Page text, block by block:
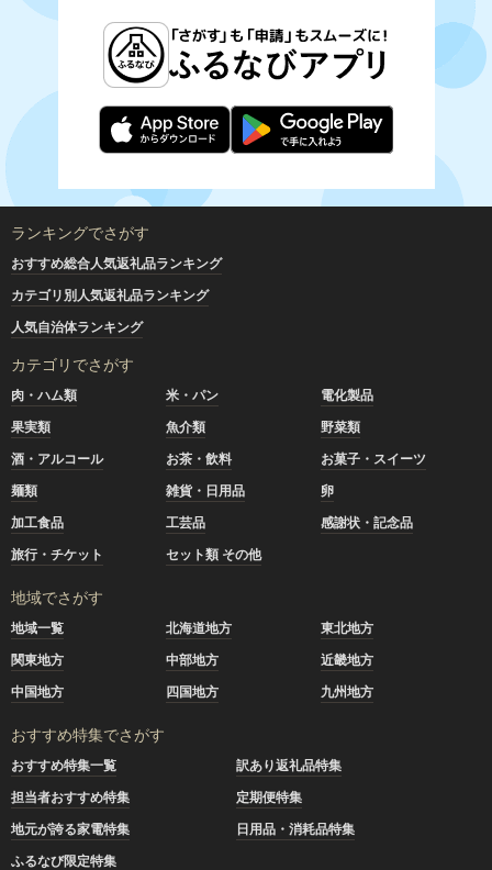
ランキングでさがす
おすすめ総合人気返礼品ランキング
カテゴリ別人気返礼品ランキング
人気自治体ランキング
カテゴリでさがす
肉・ハム類 米・パン
電化製品
果実類
魚介類
野菜類
酒・アルコール
お茶・飲料
お菓子・スイーツ
麺類
雑貨・日用品
卵
加工食品
工芸品
感謝状・記念品
旅行・チケット
セット類 その他
地域でさがす
地域一覧 北海道地方
東北地方
関東地方
中部地方
近畿地方
中国地方
四国地方 九州地方
おすすめ特集でさがす
おすすめ特集一覧
訳あり返礼品特集
担当者おすすめ特集
定期便特集
地元が誇る家電特集
日用品・消耗品特集
ふるなび限定特集